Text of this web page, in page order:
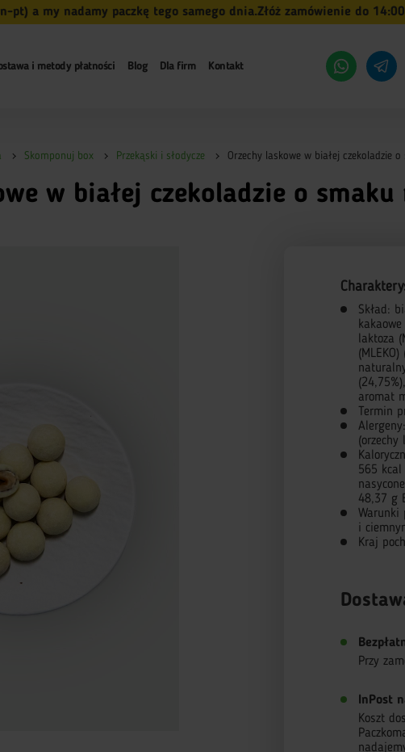
nadamy paczkę tego samego dnia.Złóż zamówienie do 14:00 (pn-
i metody płatności Blog Dla firm Kontakt
Skomponuj box Przekąski i słodycze Orzechy laskowe w białej czekoladzie
w białej czekoladzie o
Skład:
laktoza
aromat
Termin
(orzechy
565 kcal
48,37 g
Warunki
i
Kraj
Przy
InPost
Koszt